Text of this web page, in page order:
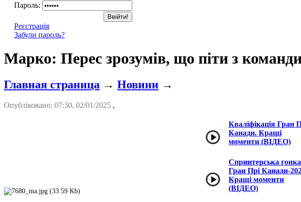
Пароль:
Реєстрація
Забули пароль?
Марко: Перес зрозумів, що піти з
Главная страница → Новини →
Опубліковано: 07:30, 02/01/2025 ,
Кваліфікація Гран
Канади. Кращі
моменти (ВІДЕО)
Спринтерська гонка
Гран Прі Канади-
Кращі моменти
(ВІДЕО)